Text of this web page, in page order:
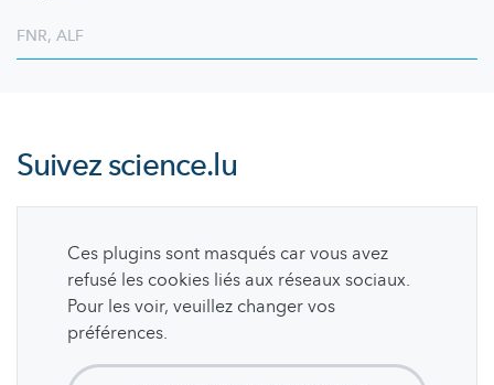
FNR, ALF
Suivezscience.lu
Ces plugins sont masqués car vous avez
refusé les cookies liés aux réseaux sociaux.
Pour les voir, veuillez changer vos
préférences.